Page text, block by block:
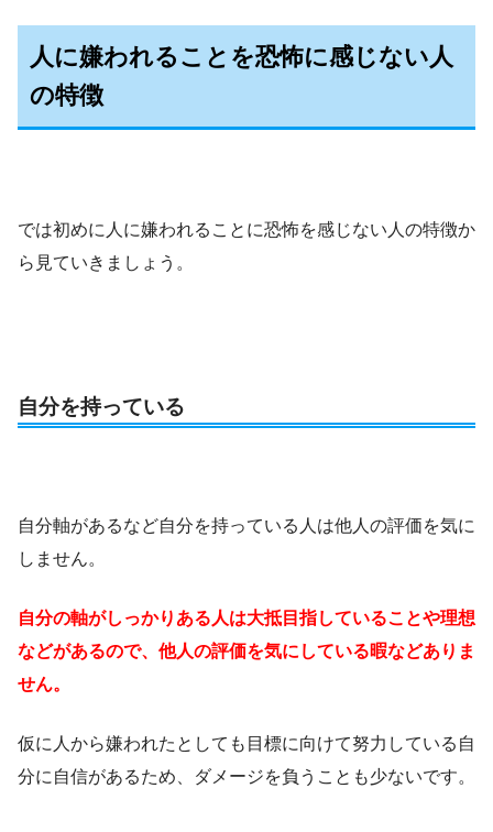
人に嫌われることを恐怖に感じない人
の特徴
では初めに人に嫌われることに恐怖を感じない人の特徴か
ら見ていきましょう。
自分を持っている
自分軸があるなど自分を持っている人は他人の評価を気に
しません。
自分の軸がしっかりある人は大抵目指していることや理想
などがあるので、他人の評価を気にしている暇などありま
せん。
仮に人から嫌われたとしても目標に向けて努力している自
分に自信があるため、ダメージを負うことも少ないです。